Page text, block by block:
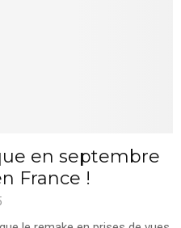
en septembre
France !